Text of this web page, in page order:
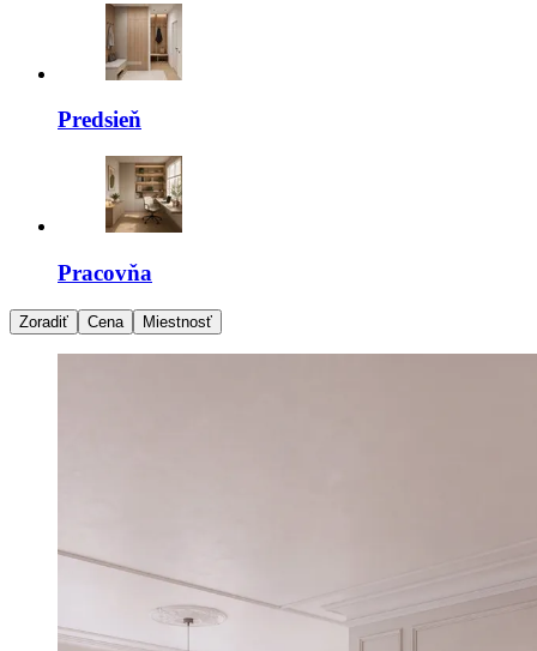
Predsieň
Pracovňa
Zoradiť Cena Miestnosť